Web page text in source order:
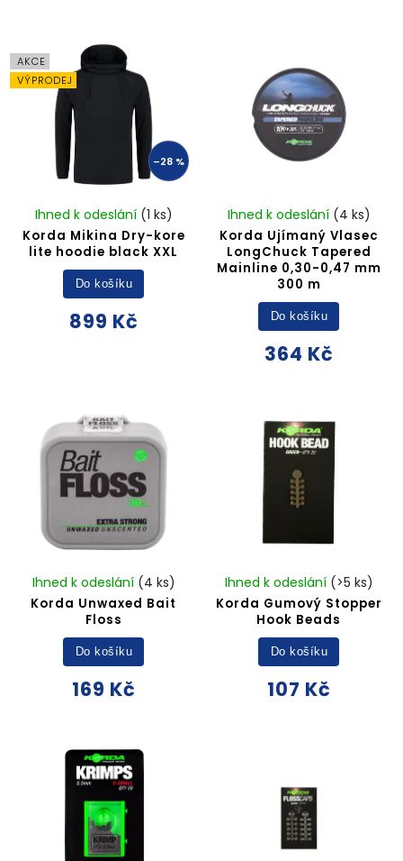
AKCE
VÝPRODEJ
–28 %
Korda Mikina Dry-kore
lite hoodie black XXL
Ihned k odeslání (1 ks)
899 Kč
Do košíku
Korda Ujímaný Vlasec
LongChuck Tapered
Mainline 0,30-0,47 mm
300 m
Ihned k odeslání (4 ks)
364 Kč
Do košíku
Korda Unwaxed Bait
Floss
Ihned k odeslání (4 ks)
169 Kč
Do košíku
Korda Gumový Stopper
Hook Beads
Ihned k odeslání (>5 ks)
107 Kč
Do košíku